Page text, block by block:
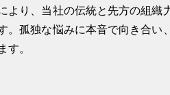
より、当社の伝統と先方の組織
。孤独な悩みに本音で向き合
す。